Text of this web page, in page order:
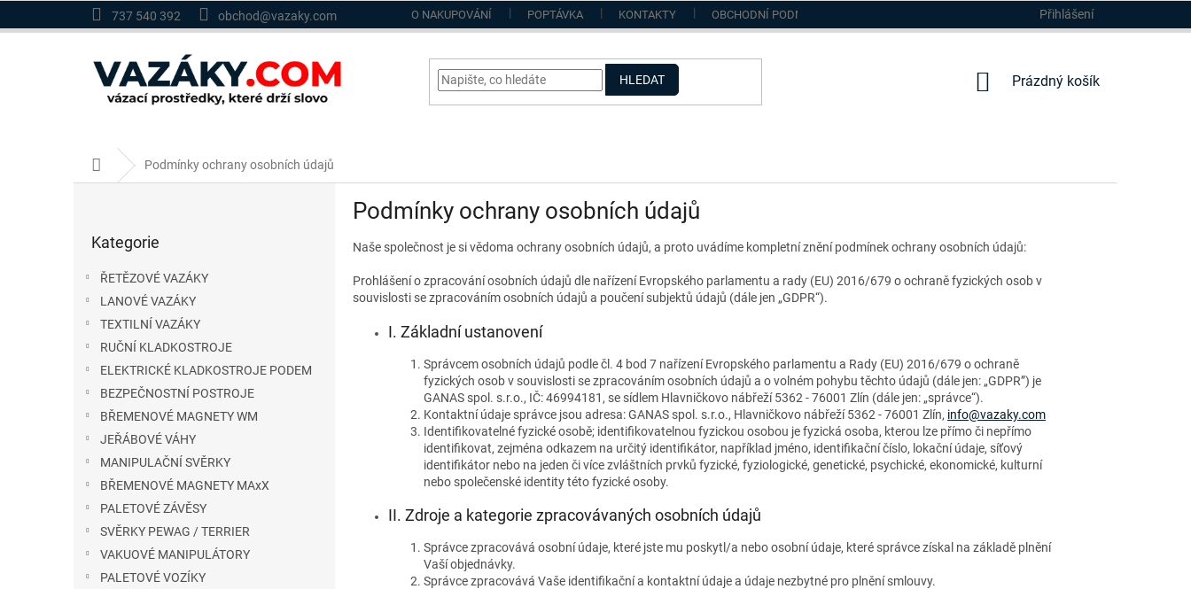
737 540 392 obchod@vazaky.com O NAKUPOVÁNÍ POPTÁVKA KONTAKTY OBCHODNÍ PODMÍNKY Přihlášení
HLEDAT
NÁKUPNÍ
Prázdný košík
Domů Podmínky ochrany osobních údajů
kategorie
Kategorie
ŘETĚZOVÉ VAZÁKY
LANOVÉ VAZÁKY
TEXTILNÍ VAZÁKY
RUČNÍ KLADKOSTROJE
ELEKTRICKÉ KLADKOSTROJE PODEM
BEZPEČNOSTNÍ POSTROJE
BŘEMENOVÉ MAGNETY WM
JEŘÁBOVÉ VÁHY
MANIPULAČNÍ SVĚRKY
BŘEMENOVÉ MAGNETY MAxX
PALETOVÉ ZÁVĚSY
SVĚRKY PEWAG / TERRIER
VAKUOVÉ MANIPULÁTORY
PALETOVÉ VOZÍKY
Podmínky ochrany osobních údajů
Naše společnost je si vědoma ochrany osobních údajů, a proto uvádíme kompletní znění podmínek ochrany osobních údajů:
Prohlášení o zpracování osobních údajů dle nařízení Evropského parlamentu a rady (EU) 2016/679 o ochraně fyzických osob v
souvislosti se zpracováním osobních údajů a poučení subjektů údajů (dále jen „GDPR“).
I. Základní ustanovení
Správcem osobních údajů podle čl. 4 bod 7 nařízení Evropského parlamentu a Rady (EU) 2016/679 o ochraně
fyzických osob v souvislosti se zpracováním osobních údajů a o volném pohybu těchto údajů (dále jen: „GDPR”) je
GANAS spol. s.r.o., IČ: 46994181, se sídlem Hlavničkovo nábřeží 5362 - 76001 Zlín (dále jen: „správce“).
Kontaktní údaje správce jsou adresa: GANAS spol. s.r.o., Hlavničkovo nábřeží 5362 - 76001 Zlín, info@vazaky.com
Identifikovatelné fyzické osobě; identifikovatelnou fyzickou osobou je fyzická osoba, kterou lze přímo či nepřímo
identifikovat, zejména odkazem na určitý identifikátor, například jméno, identifikační číslo, lokační údaje, síťový
identifikátor nebo na jeden či více zvláštních prvků fyzické, fyziologické, genetické, psychické, ekonomické, kulturní
nebo společenské identity této fyzické osoby.
II. Zdroje a kategorie zpracovávaných osobních údajů
Správce zpracovává osobní údaje, které jste mu poskytl/a nebo osobní údaje, které správce získal na základě plnění
Vaší objednávky.
Správce zpracovává Vaše identifikační a kontaktní údaje a údaje nezbytné pro plnění smlouvy.